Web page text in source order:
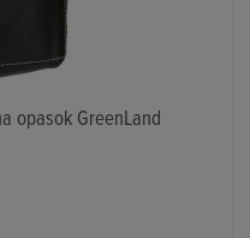
opasok GreenLand